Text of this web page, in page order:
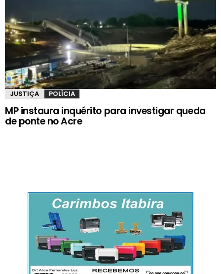
JUSTIÇA POLÍCIA
MP instaura inquérito para investigar queda
de ponte no Acre